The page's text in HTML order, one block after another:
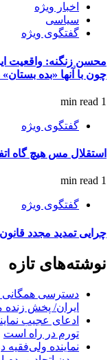
اخبار ویژه
سیاسی
گفتگوی ویژه
محسن زنگنه: واقعیت
چون با آنها «بده بستان»
1 min read
گفتگوی ویژه
استقلال مس هیچ گاه
1 min read
گفتگوی ویژه
چرایی تمدید مجدد
نوشته‌های تازه
دسترسی همگانی
ایران/ پخش
ادعای عجیب
تورم در راه است
نماینده ولی‌فقیه